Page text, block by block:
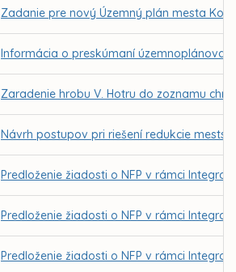
Zadanie pre nový Územný plán mesta
Informácia o preskúmaní
Zaradenie hrobu V. Hotru do zoznamu
Návrh postupov pri riešení redukcie
Predloženie žiadosti o NFP v rámci
Predloženie žiadosti o NFP v rámci
Predloženie žiadosti o NFP v rámci